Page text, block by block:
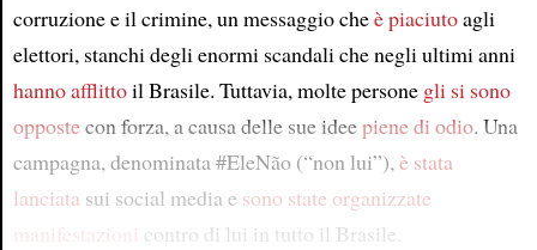
corruzione e il crimine, un messaggio cheè piaciutoagli
elettori, stanchi degli enormi scandali che negli ultimi anni
hanno afflittoil Brasile. Tuttavia, molte persone gli si sono
oppostecon forza, a causa delle sue ideepiene di odio. Una
campagna, denominata #EleNão (“non lui”),è stata
lanciata sui social media e sono state organizzate
manifestazioni contro di lui in tutto il Brasile.